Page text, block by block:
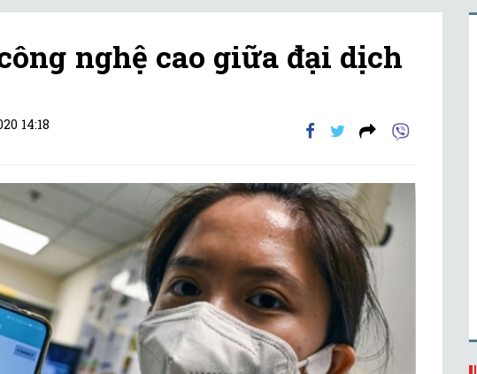
nghệ cao giữa đại dịch
14:18